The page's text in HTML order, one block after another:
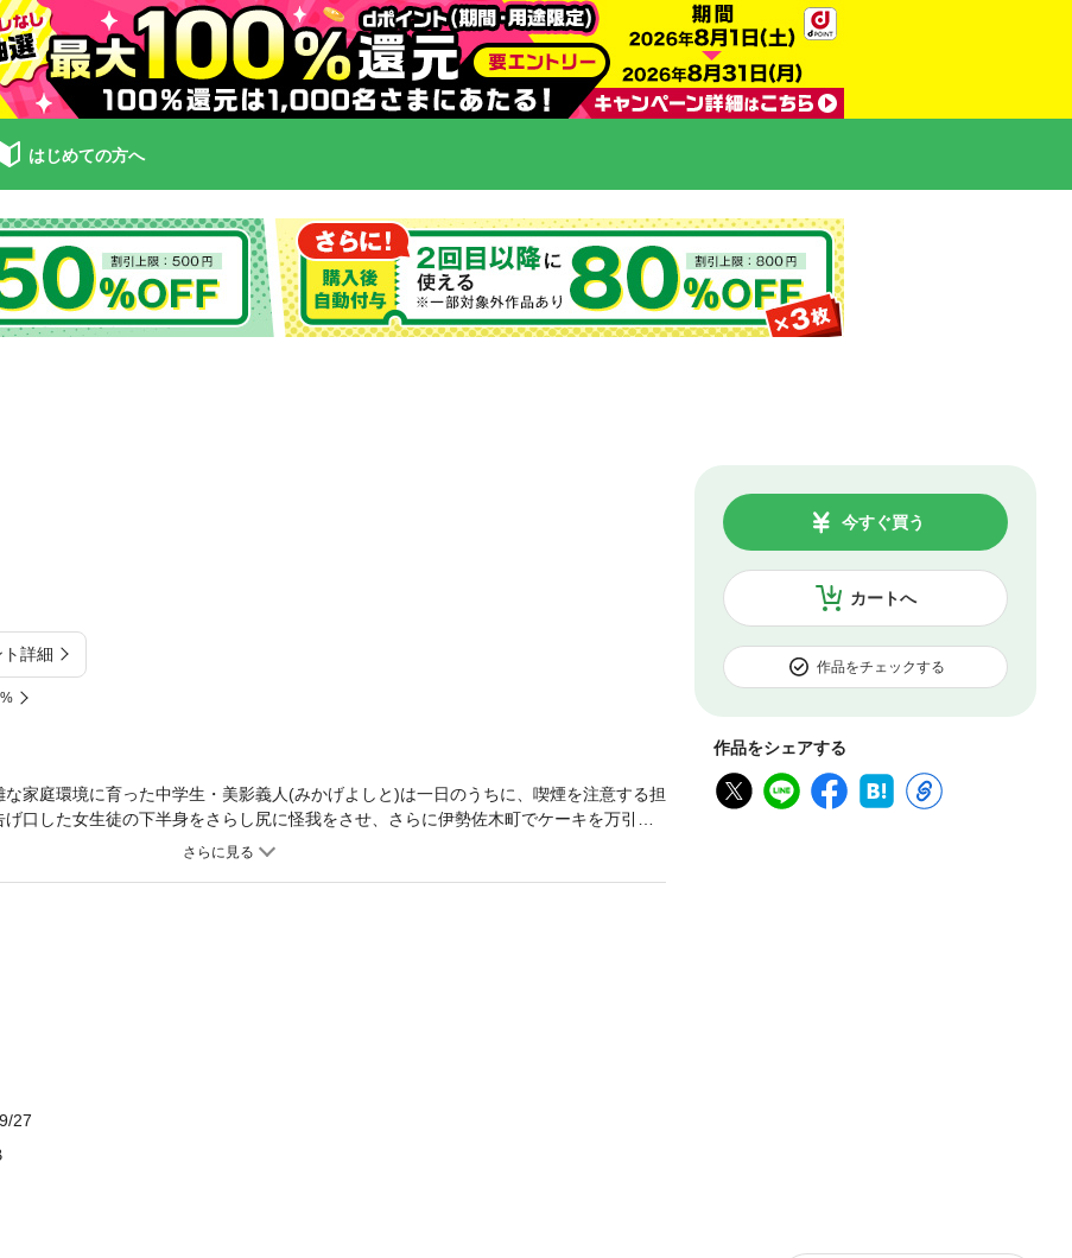
はじめての方へ
詳細
カートへ
今すぐ買う
作品をチェックする
作品をシェアする
家庭環境に育った中学生・美影義人(みかげよしと)は一日のうちに、喫煙を注意する担
口した女生徒の下半身をさらし尻に怪我をさせ、さらに伊勢佐木町でケーキを万引き
をドブ川にぶち込み、とやりたい放題の暴れっぷり。ついには補導され、取り調べする
も、その師匠をも何度となく裏切って犯罪を重ね、世界的に警察や烈山から追われる
器」として、悪の成り上がりを目指す美影義人。彼の往く路に待つものは―― !? 格闘
期待に応え、ついに復活を遂げる！
27